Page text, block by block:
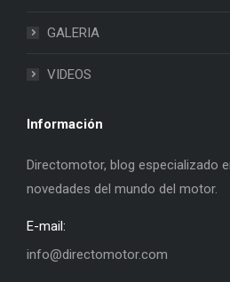
GALERIA
VIDEOS
Información
Directomotor, blog especializado
novedades del mundo del motor.
E-mail:
info@directomotor.com